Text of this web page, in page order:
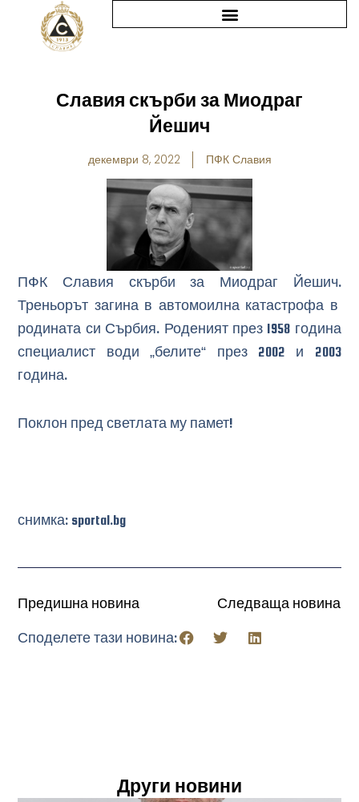
Славия скърби за Миодраг
Йешич
декември 8, 2022 ПФК Славия
ПФК Славия скърби за Миодраг Йешич.
Треньорът загина в автомоилна катастрофа в
родината си Сърбия. Роденият през 1958 година
специалист води „белите“ през 2002 и 2003
година.
Поклон пред светлата му памет!
снимка: sportal.bg
Предишна новина Следваща новина
Споделете тази новина:
Други новини